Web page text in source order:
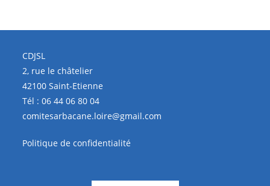
CDJSL
2, rue le châtelier
42100 Saint-Etienne
Tél :06 44 06 80 04
comitesarbacane.loire@gmail.com
Politique de confidentialité